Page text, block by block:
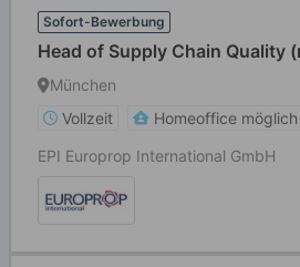
Sofort-Bewerbung
Head of Supply Chain Quality
München
Vollzeit
Homeoffice möglich
EPI Europrop International GmbH